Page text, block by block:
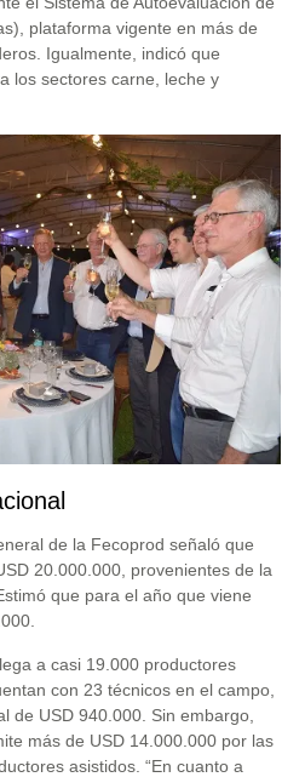
plataforma vigente en más de
Igualmente, indicó que
los sectores carne, leche y
de la Fecoprod señaló que
20.000.000, provenientes de la
que para el año que viene
a casi 19.000 productores
con 23 técnicos en el campo,
de USD 940.000. Sin embargo,
más de USD 14.000.000 por las
asistidos. “En cuanto a